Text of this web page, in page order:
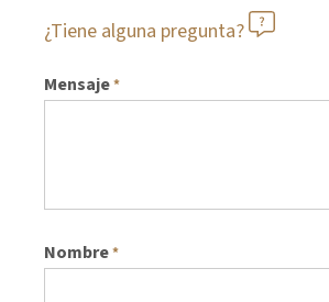
¿Tiene alguna pregunta?
Mensaje*
Nombre*